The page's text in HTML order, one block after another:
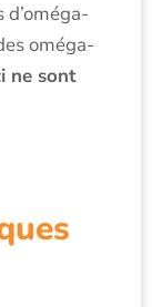
oméga-
ne sont